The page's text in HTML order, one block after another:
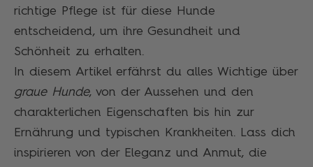
richtige Pflege ist für diese Hunde
entscheidend, um ihre Gesundheit und
Schönheit zu erhalten.
In diesem Artikel erfährst du alles Wichtige über
graue Hunde, von der Aussehen und den
charakterlichen Eigenschaften bis hin zur
Ernährung und typischen Krankheiten. Lass dich
inspirieren von der Eleganz und Anmut, die